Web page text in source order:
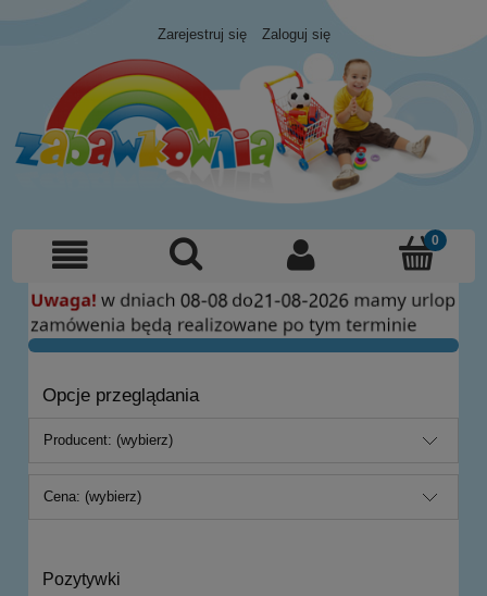
Zarejestruj się Zaloguj się
Opcje przeglądania
Producent: (wybierz)
Cena: (wybierz)
Pozytywki